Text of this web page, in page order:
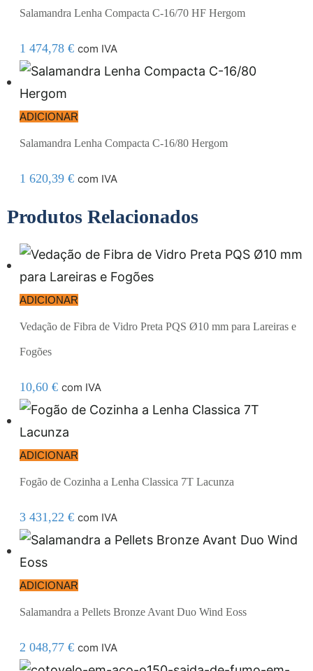
Salamandra Lenha Compacta C-16/70 HF Hergom
1 474,78 € com IVA
ADICIONAR
Salamandra Lenha Compacta C-16/80 Hergom
1 620,39 € com IVA
Produtos Relacionados
ADICIONAR
Vedação de Fibra de Vidro Preta PQS Ø10 mm para Lareiras e
Fogões
10,60 € com IVA
ADICIONAR
Fogão de Cozinha a Lenha Classica 7T Lacunza
3 431,22 € com IVA
ADICIONAR
Salamandra a Pellets Bronze Avant Duo Wind Eoss
2 048,77 € com IVA